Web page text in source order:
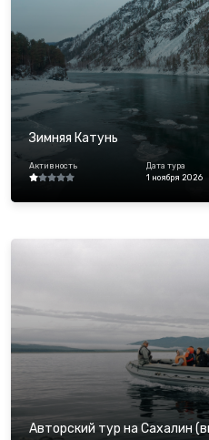
Зимняя Катунь
Активность
Дата тура
1 ноября 2026
Авторский тур на Сахалин